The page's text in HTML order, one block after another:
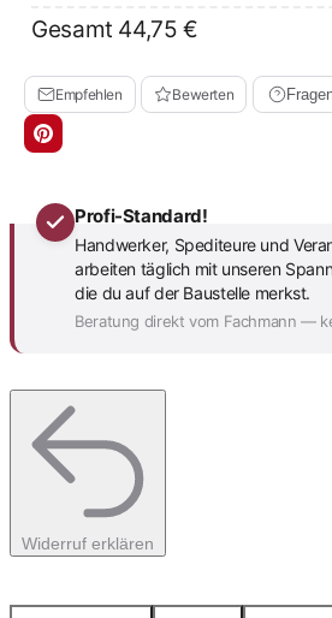
Gesamt 44,75 €
Empfehlen Bewerten
Profi-Standard!
Handwerker, Spediteure und
arbeiten täglich mit unseren
die du auf der Baustelle merkst.
Beratung direkt vom Fachmann —
Widerruf erklären